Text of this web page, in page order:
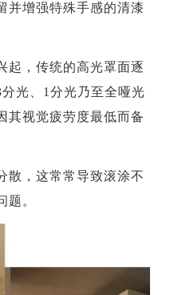
并增强特殊手感的清漆
起，传统的高光罩面逐
光、1分光乃至全哑光
其视觉疲劳度最低而备
散，这常常导致滚涂不
题。